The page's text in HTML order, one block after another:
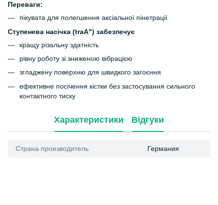
Переваги:
пікувата для полегшення аксіальної пінетрації
Ступенева насічка (traA") забезпечує
кращу різальну здатність
рівну роботу зі зниженою вібрацією
згладжену поверхню для швидкого загоєння
ефективне посічення кістки без застосування сильного
контактного тиску
Характеристики Відгуки
Страна производитель Германия